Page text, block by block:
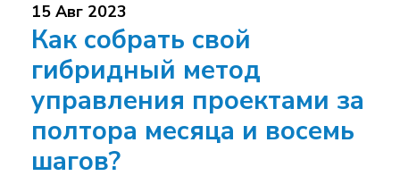
15 Авг 2023
Как собрать свой
гибридный метод
управления проектами за
полтора месяца и восемь
шагов?